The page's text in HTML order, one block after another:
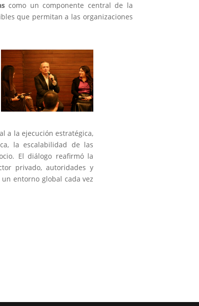
como un componente central de la
que permitan a las organizaciones
a la ejecución estratégica,
la escalabilidad de las
El diálogo reafirmó la
privado, autoridades y
entorno global cada vez